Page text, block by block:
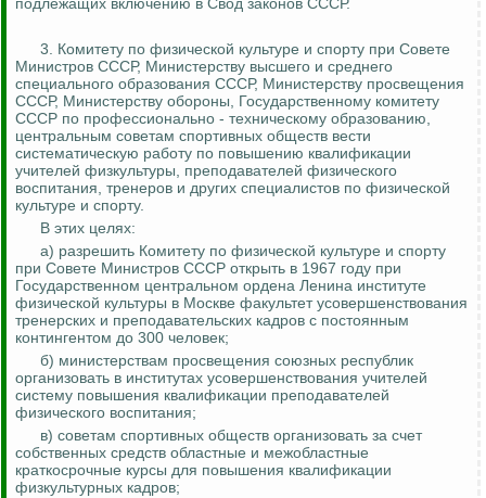
подлежащих включению в Свод законов СССР.
3. Комитету по физической культуре и спорту при Совете
Министров СССР, Министерству высшего и среднего
специального образования СССР, Министерству просвещения
СССР, Министерству обороны, Государственному комитету
СССР по профессионально - техническому образованию,
центральным советам спортивных обществ вести
систематическую работу по повышению квалификации
учителей физкультуры, преподавателей физического
воспитания, тренеров и других специалистов по физической
культуре и спорту.
В этих целях:
а) разрешить Комитету по физической культуре и спорту
при Совете Министров СССР открыть в 1967 году при
Государственном центральном ордена Ленина институте
физической культуры в Москве факультет усовершенствования
тренерских и преподавательских кадров с постоянным
контингентом до 300 человек;
б) министерствам просвещения союзных республик
организовать в институтах усовершенствования учителей
систему повышения квалификации преподавателей
физического воспитания;
в) советам спортивных обществ организовать за счет
собственных средств областные и межобластные
краткосрочные курсы для повышения квалификации
физкультурных кадров;